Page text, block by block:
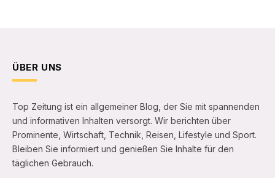
ÜBER UNS
Top Zeitung ist ein allgemeiner Blog, der Sie mit spannenden
und informativen Inhalten versorgt. Wir berichten über
Prominente, Wirtschaft, Technik, Reisen, Lifestyle und Sport.
Bleiben Sie informiert und genießen Sie Inhalte für den
täglichen Gebrauch.